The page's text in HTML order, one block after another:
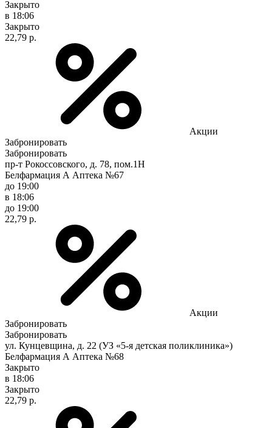
Закрыто
в 18:06
Закрыто
22,79 р.
Акции
Забронировать
Забронировать
пр-т Рокоссовского, д. 78, пом.1Н
Белфармация А Аптека №67
до 19:00
в 18:06
до 19:00
22,79 р.
Акции
Забронировать
Забронировать
ул. Кунцевщина, д. 22 (УЗ «5-я детская поликлиника»)
Белфармация А Аптека №68
Закрыто
в 18:06
Закрыто
22,79 р.